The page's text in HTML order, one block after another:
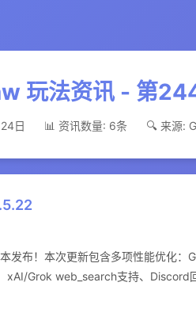
玩法资讯 - 第
日 📊 资讯数量: 6条 🔍 来源:
发布！本次更新包含多项性能优化：
xAI/Grok web_search支持、Discord